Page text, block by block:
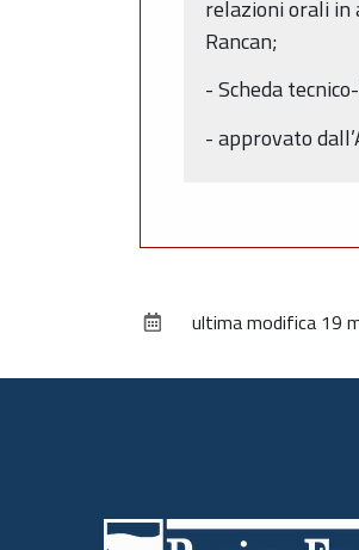
relazioni orali in
Rancan;
- Scheda
- approvato
ultima modifica 19